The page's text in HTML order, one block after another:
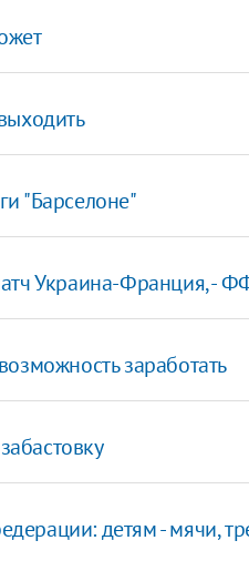
"Барселоне"
Украина-Франция, -
заработать
детям - мячи,